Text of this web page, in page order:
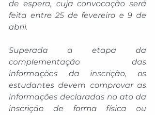
de espera, cuja convocação será
feita entre 25 de fevereiro e 9 de
abril.
Superada a etapa da
complementação das
informações da inscrição, os
estudantes devem comprovar as
informações declaradas no ato da
inscrição de forma física ou